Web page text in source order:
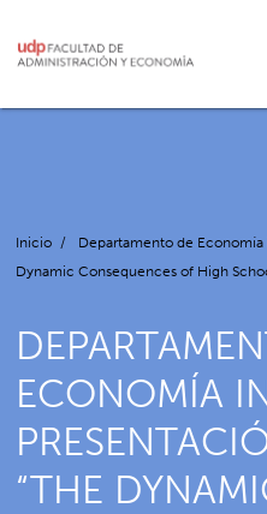
Inicio /
Departamento de
Dynamic Consequences of High
ECONOMÍA
“THE